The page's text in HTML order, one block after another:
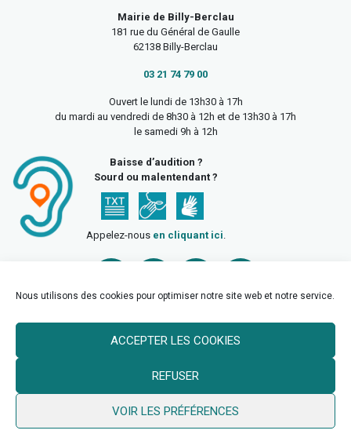
Nous utilisons des cookies pour optimiser notre site web et notre service.
ACCEPTER LES COOKIES
REFUSER
VOIR LES PRÉFÉRENCES
Mairie de Billy-Berclau
181 rue du Général de Gaulle
62138 Billy-Berclau
03 21 74 79 00
Ouvert le lundi de 13h30 à 17h
du mardi au vendredi de 8h30 à 12h et de 13h30 à 17h
le samedi 9h à 12h
Baisse d’audition ?
Sourd ou malentendant ?
Appelez-nous en cliquant ici.
© 2026 Ville de Billy Berclau —neoweb.fr